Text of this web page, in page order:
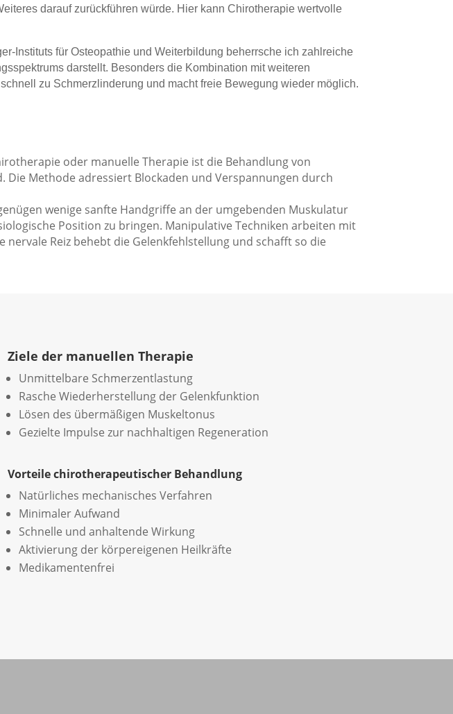
darauf zurückführen würde. Hier kann Chirotherapie wertvolle
Instituts für Osteopathie und Weiterbildung beherrsche ich zahlreiche
darstellt. Besonders die Kombination mit weiteren
zu Schmerzlinderung und macht freie Bewegung wieder möglich.
oder manuelle Therapie ist die Behandlung von
Methode adressiert Blockaden und Verspannungen durch
wenige sanfte Handgriffe an der umgebenden Muskulatur
Position zu bringen. Manipulative Techniken arbeiten mit
Reiz behebt die Gelenkfehlstellung und schafft so die
Ziele der manuellen Therapie
Unmittelbare Schmerzentlastung
Rasche Wiederherstellung der Gelenkfunktion
Lösen des übermäßigen Muskeltonus
Gezielte Impulse zur nachhaltigen Regeneration
Vorteile chirotherapeutischer Behandlung
Natürliches mechanisches Verfahren
Minimaler Aufwand
Schnelle und anhaltende Wirkung
Aktivierung der körpereigenen Heilkräfte
Medikamentenfrei